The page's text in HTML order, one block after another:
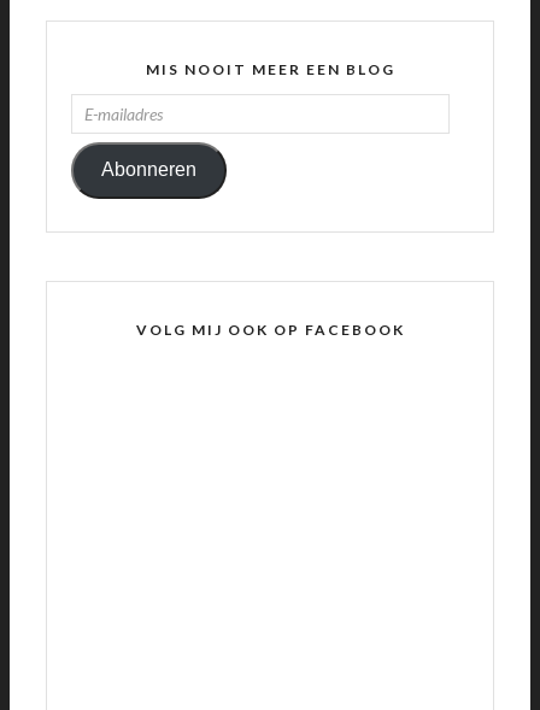
MIS NOOIT MEER EEN BLOG
MAILADRES
Abonneren
VOLG MIJ OOK OP FACEBOOK